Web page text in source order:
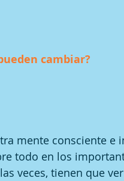
cambiar?
mente consciente e
todo en los
veces, tienen que